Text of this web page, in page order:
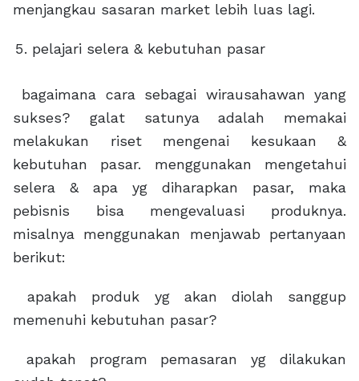
menjangkau sasaran market lebih luas lagi.
pelajari selera & kebutuhan pasar
bagaimana cara sebagai wirausahawan yang
sukses? galat satunya adalah memakai
melakukan riset mengenai kesukaan &
kebutuhan pasar. menggunakan mengetahui
selera & apa yg diharapkan pasar, maka
pebisnis bisa mengevaluasi produknya.
misalnya menggunakan menjawab pertanyaan
berikut:
apakah produk yg akan diolah sanggup
memenuhi kebutuhan pasar?
apakah program pemasaran yg dilakukan